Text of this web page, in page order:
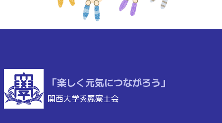
「楽しく元気につながろう」
関西大学秀麗寮士会